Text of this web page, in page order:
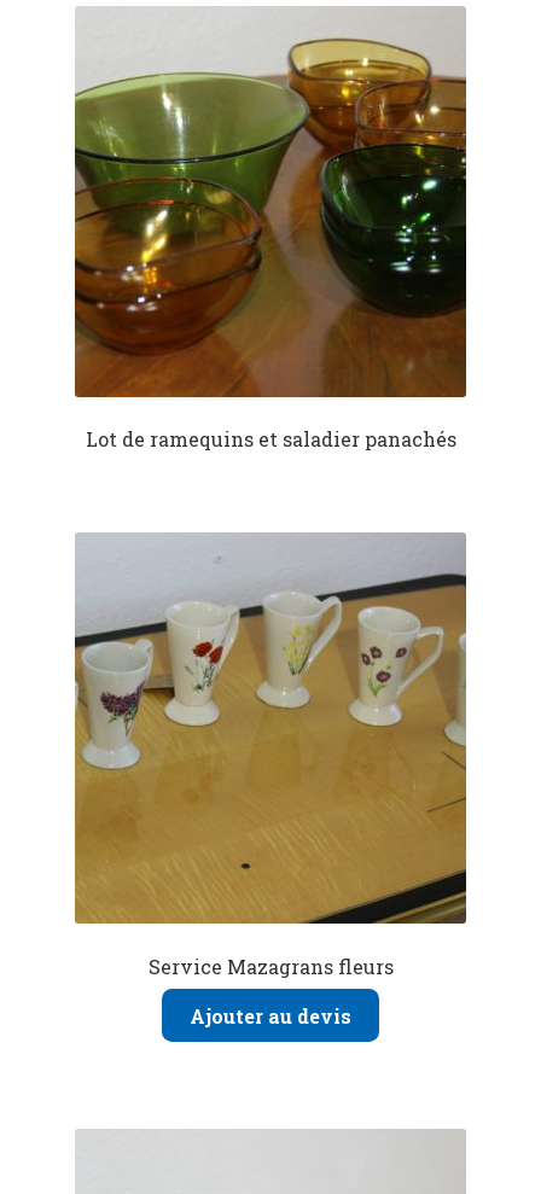
o
k
t A
p
er
Lot de ramequins et saladier panachés
Service Mazagrans fleurs
Ajouter au devis